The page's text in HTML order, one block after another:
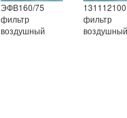
ЭФВ160/75
фильтр
воздушный
фильтр
воздушный